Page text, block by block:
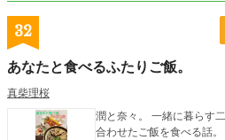
32
あなたと食べるふたりご飯。
真柴理桜
潤と奈々。 一緒に暮らす
合わせたご飯を食べる話。 百合要素あります。苦手な方はご